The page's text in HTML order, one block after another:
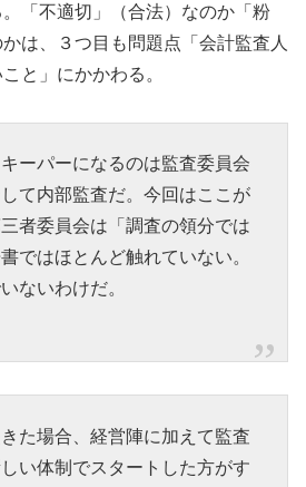
「不適切」（合法）なのか「粉
は、３つ目も問題点「会計監査人
と」にかかわる。
ーパーになるのは監査委員会
て内部監査だ。今回はここが
者委員会は「調査の領分では
ではほとんど触れていない。
ないわけだ。
た場合、経営陣に加えて監査
い体制でスタートした方がす